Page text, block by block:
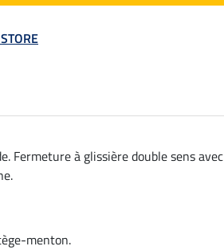
Fermeture à glissière double sens avec
menton.